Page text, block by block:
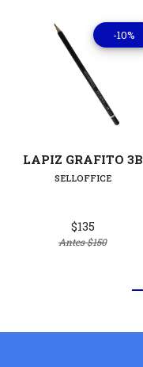
-10%
LAPIZ GRAFITO 3B
SELLOFFICE
$135
Antes$150